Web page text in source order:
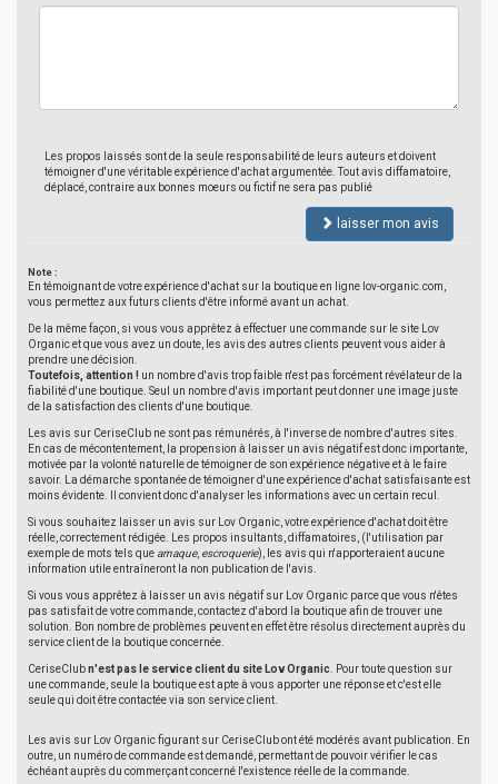
Les propos laissés sont de la seule responsabilité de leurs auteurs et doivent
témoigner d'une véritable expérience d'achat argumentée. Tout avis diffamatoire,
déplacé, contraire aux bonnes moeurs ou fictif ne sera pas publié
laisser mon avis
Note :
En témoignant de votre expérience d'achat sur la boutique en ligne lov-organic.com,
vous permettez aux futurs clients d'être informé avant un achat.
De la même façon, si vous vous apprêtez à effectuer une commande sur le site Lov
Organic et que vous avez un doute, les avis des autres clients peuvent vous aider à
prendre une décision.
Toutefois, attention ! un nombre d'avis trop faible n'est pas forcément révélateur de la
fiabilité d'une boutique. Seul un nombre d'avis important peut donner une image juste
de la satisfaction des clients d'une boutique.
Les avis sur CeriseClub ne sont pas rémunérés, à l'inverse de nombre d'autres sites.
En cas de mécontentement, la propension à laisser un avis négatif est donc importante,
motivée par la volonté naturelle de témoigner de son expérience négative et à le faire
savoir. La démarche spontanée de témoigner d'une expérience d'achat satisfaisante est
moins évidente. Il convient donc d'analyser les informations avec un certain recul.
Si vous souhaitez laisser un avis sur Lov Organic, votre expérience d'achat doit être
réelle, correctement rédigée. Les propos insultants, diffamatoires, (l'utilisation par
exemple de mots tels que arnaque, escroquerie), les avis qui n'apporteraient aucune
information utile entraîneront la non publication de l'avis.
Si vous vous apprêtez à laisser un avis négatif sur Lov Organic parce que vous n'êtes
pas satisfait de votre commande, contactez d'abord la boutique afin de trouver une
solution. Bon nombre de problèmes peuvent en effet être résolus directement auprès du
service client de la boutique concernée.
CeriseClubn'est pas le service client du site Lov Organic . Pour toute question sur
une commande, seule la boutique est apte à vous apporter une réponse et c'est elle
seule qui doit être contactée via son service client.
Les avis sur Lov Organic figurant sur CeriseClub ont été modérés avant publication. En
outre, un numéro de commande est demandé, permettant de pouvoir vérifier le cas
échéant auprès du commerçant concerné l'existence réelle de la commande.